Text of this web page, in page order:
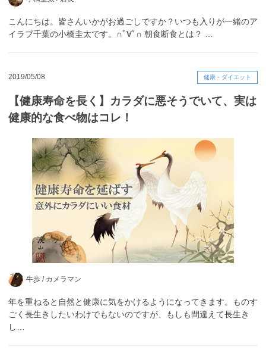
こんにちは。皆さんいかがお過ごしですか？いつも入りが一緒のア
イラブ千葉の小橋圭太です。∩ﾟ∀ﾟ∩ 朝食断食とは？ …
2019/05/08 健康・ダイエット
【健康寿命を長く】カラダに悪そうでいて、実は
健康的な食べ物はコレ！
牛歩 / カメラマン
年を重ねると自然と健康に気をかけるようになってきます。ものす
ごく長生きしたいわけでもないのですが、もしも間違えて長生き
し…